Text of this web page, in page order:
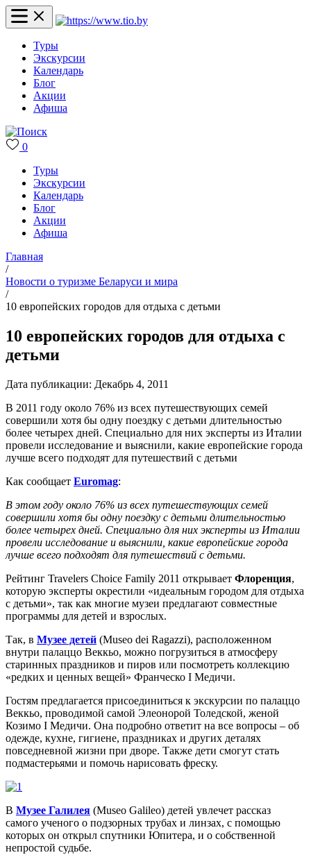
Туры
Экскурсии
Календарь
Блог
Акции
Афиша
0
Туры
Экскурсии
Календарь
Блог
Акции
Афиша
Главная
/
Новости о туризме Беларуси и мира
/
10 европейских городов для отдыха с детьми
10 европейских городов для отдыха с
детьми
Дата публикации: Декабрь 4, 2011
В 2011 году около 76% из всех путешествующих семей
совершили хотя бы одну поездку с детьми длительностью
более четырех дней. Специально для них эксперты из Италии
провели исследование и выяснили, какие европейские города
лучше всего подходят для путешествий с детьми
Как сообщает Euromag:
В этом году около 76% из всех путешествующих семей
совершили хотя бы одну поездку с детьми длительностью
более четырех дней. Специально для них эксперты из Италии
провели исследование и выяснили, какие европейские города
лучше всего подходят для путешествий с детьми.
Рейтинг Travelers Choice Family 2011 открывает Флоренция,
которую эксперты окрестили «идеальным городом для отдыха
с детьми», так как многие музеи предлагают совместные
программы для детей и взрослых.
Так, в Музее детей (Museo dei Ragazzi), расположенном
внутри палаццо Веккьо, можно погрузиться в атмосферу
старинных праздников и пиров или посмотреть коллекцию
«редких и ценных вещей» Франческо I Медичи.
Гостям предлагается присоединиться к экскурсии по палаццо
Веккьо, проводимой самой Элеонорой Толедской, женой
Козимо I Медичи. Она подробно ответит на все вопросы – об
одежде, кухне, гигиене, праздниках и других деталях
повседневной жизни при дворе. Также дети смогут стать
подмастерьями и помочь нарисовать фреску.
В Музее Галилея (Museo Galileo) детей увлечет рассказ
самого ученого о подзорных трубах и линзах, с помощью
которых он открыл спутники Юпитера, и о собственной
непростой судьбе.